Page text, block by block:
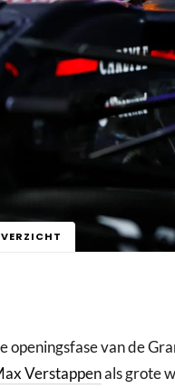
openingsfase van de
Verstappenals grote